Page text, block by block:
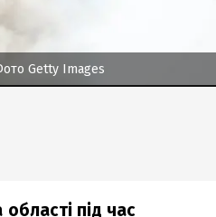
Getty Images
під час